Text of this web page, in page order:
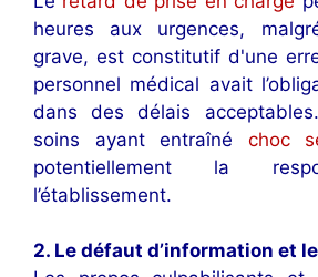
heures aux urgences,
grave, est constitutif d'une
personnel médical avait
dans des délais
soins ayant entraîné choc
potentiellement la
l’établissement.
2. Le défaut d’information et